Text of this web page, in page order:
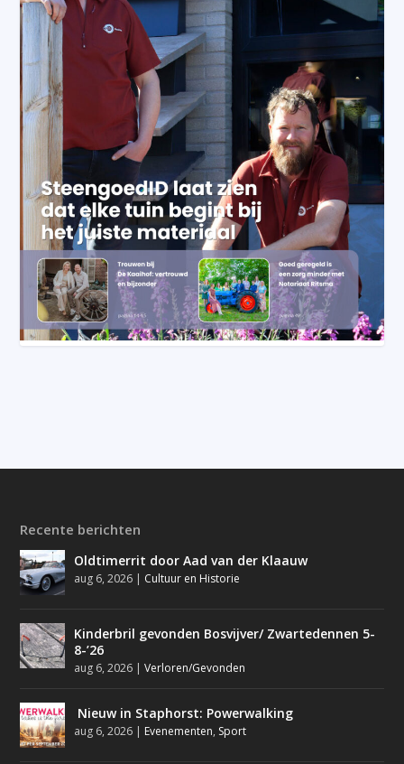
Recente berichten
Oldtimerrit door Aad van der Klaauw
aug 6, 2026 | Cultuur en Historie
Kinderbril gevonden Bosvijver/ Zwartedennen 5-
8-’26
aug 6, 2026 |Verloren/Gevonden
Nieuw in Staphorst: Powerwalking
aug 6, 2026 | Evenementen, Sport